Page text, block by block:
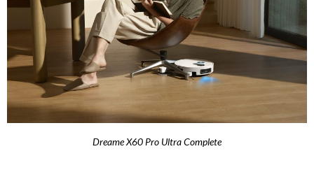
Dreame X60 Pro Ultra Complete